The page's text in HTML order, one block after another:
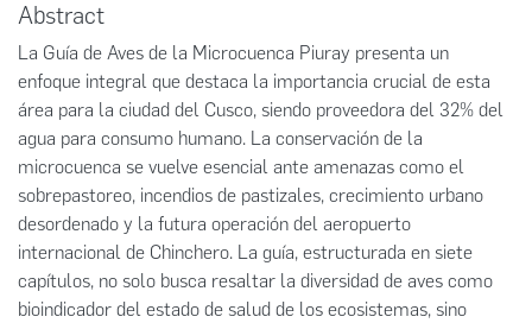
Abstract
La Guía de Aves de la Microcuenca Piuray presenta un
enfoque integral que destaca la importancia crucial de esta
área para la ciudad del Cusco, siendo proveedora del 32% del
agua para consumo humano. La conservación de la
microcuenca se vuelve esencial ante amenazas como el
sobrepastoreo, incendios de pastizales, crecimiento urbano
desordenado y la futura operación del aeropuerto
internacional de Chinchero. La guía, estructurada en siete
capítulos, no solo busca resaltar la diversidad de aves como
bioindicador del estado de salud de los ecosistemas, sino